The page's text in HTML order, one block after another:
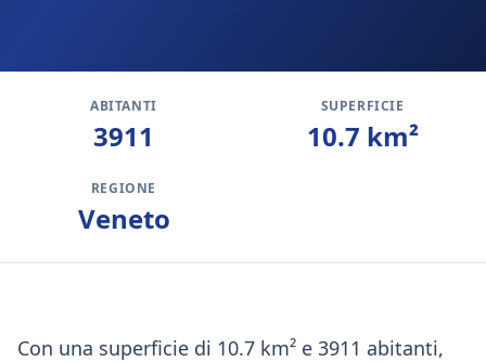
ABITANTI
3911
SUPERFICIE
10.7 km²
REGIONE
Veneto
Con una superficie di 10.7 km² e 3911 abitanti,